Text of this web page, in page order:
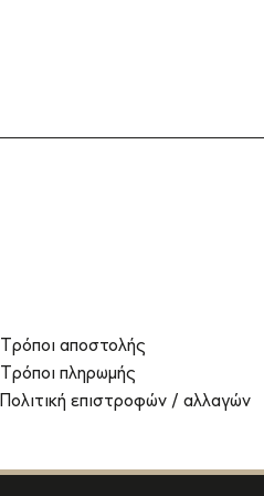
Τρόποι αποστολής
Τρόποι πληρωμής
Πολιτική επιστροφών / αλλαγών